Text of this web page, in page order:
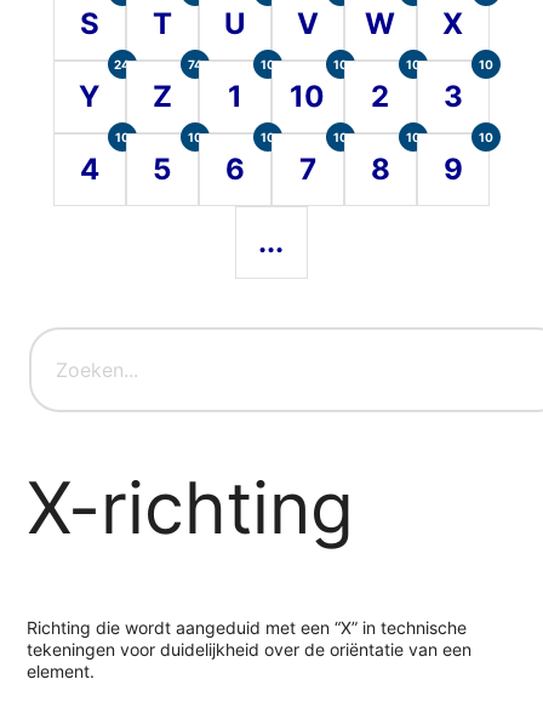
S T U V W X
Y
24
Z
74
1
10
10
10
2
10
3
10
4
10
5
10
6
10
7
10
8
10
9
10
...
X-richting
Richting die wordt aangeduid met een “X” in technische
tekeningen voor duidelijkheid over de oriëntatie van een
element.